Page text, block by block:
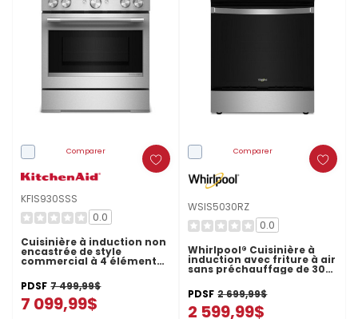
Comparer
KFIS930SSS
0.0
Cuisinière à induction non
encastrée de style
commercial à 4 éléments
KitchenAid® de 30 po
KFIS930SSS
PDSF 7 499,99$
7 099,99$
Comparer
WSIS5030RZ
0.0
Whirlpool® Cuisinière à
induction avec friture à air
sans préchauffage de 30
po WSIS5030RZ
PDSF 2 699,99$
2 599,99$